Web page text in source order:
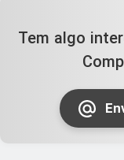
Tem algo